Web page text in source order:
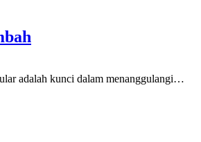
adalah kunci dalam menanggulangi…